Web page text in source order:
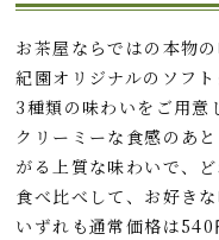
お茶屋ならではの本物
紀園オリジナルのソフト
3種類の味わいをご用意
クリーミーな食感のあ
がる上質な味わいで、
食べ比べして、お好き
いずれも通常価格は540